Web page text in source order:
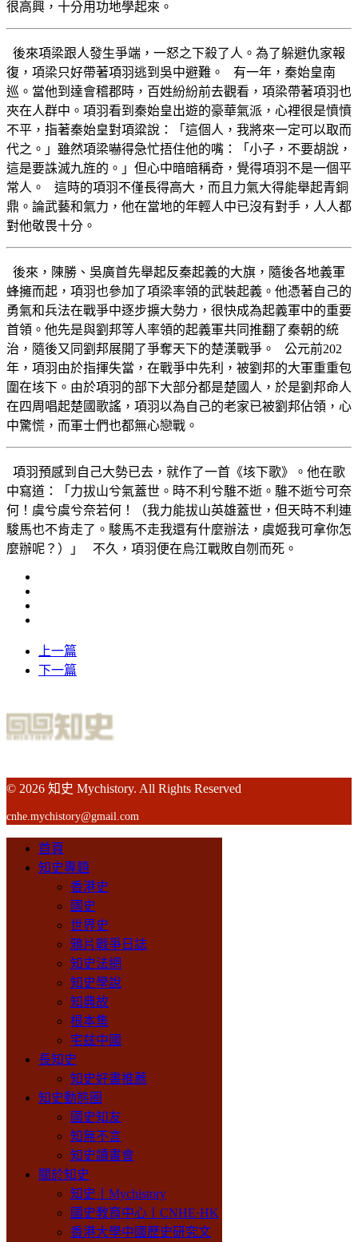
很高興，十分用功地學起來。
後來項梁跟人發生爭端，一怒之下殺了人。為了躲避仇家報
復，項梁只好帶著項羽逃到吳中避難。 有一年，秦始皇南
巡。當他到達會稽郡時，百姓紛紛前去觀看，項梁帶著項羽也
夾在人群中。項羽看到秦始皇出遊的豪華氣派，心裡很是憤憤
不平，指著秦始皇對項粱說：「這個人，我將來一定可以取而
代之。」雖然項梁嚇得急忙捂住他的嘴：「小子，不要胡說，
這是要誅滅九旌的。」但心中暗暗稱奇，覺得項羽不是一個平
常人。 這時的項羽不僅長得高大，而且力氣大得能舉起青銅
鼎。論武藝和氣力，他在當地的年輕人中已沒有對手，人人都
對他敬畏十分。
後來，陳勝、吳廣首先舉起反秦起義的大旗，隨後各地義軍
蜂擁而起，項羽也參加了項梁率領的武裝起義。他憑著自己的
勇氣和兵法在戰爭中逐步擴大勢力，很快成為起義軍中的重要
首領。他先是與劉邦等人率領的起義軍共同推翻了秦朝的統
治，隨後又同劉邦展開了爭奪天下的楚漢戰爭。 公元前202
年，項羽由於指揮失當，在戰爭中先利，被劉邦的大軍重重包
圍在垓下。由於項羽的部下大部分都是楚國人，於是劉邦命人
在四周唱起楚國歌謠，項羽以為自己的老家已被劉邦佔領，心
中驚慌，而軍士們也都無心戀戰。
項羽預感到自己大勢已去，就作了一首《垓下歌》。他在歌
中寫道：「力拔山兮氣蓋世。時不利兮騅不逝。騅不逝兮可奈
何！虞兮虞兮奈若何！（我力能拔山英雄蓋世，但天時不利連
駿馬也不肯走了。駿馬不走我還有什麼辦法，虞姬我可拿你怎
麼辦呢？）」 不久，項羽便在烏江戰敗自刎而死。
上一篇
下一篇
© 2026 知史 Mychistory. All Rights Reserved
cnhe.mychistory@gmail.com
首頁
知史專題
香港史
國史
世界史
鴉片戰爭日誌
知史法網
知史學說
知典故
根本集
宅兹中國
長知史
知史好書推薦
知史動態圈
國史知友
知無不言
知史讀書會
關於知史
知史丨Mychistory
國史教育中心丨CNHE·HK
香港大學中國歷史研究文